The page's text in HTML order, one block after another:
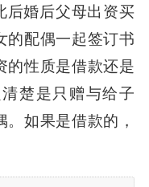
后婚后父母出资买
的配偶一起签订书
的性质是借款还是
楚是只赠与给子
如果是借款的，